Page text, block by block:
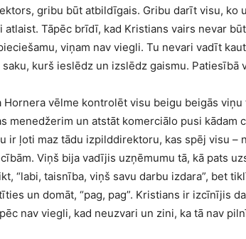
gribu būt atbildīgais. Gribu darīt visu, ko
atlaist. Tāpēc brīdī, kad Kristians vairs nevar
viņam nav viegli. Tu nevari vadīt
kurš ieslēdz un izslēdz gaismu. Patiesībā
Hornera vēlme kontrolēt visu beigu beigās viņu
menedžerim un atstāt komerciālo pusi kādam
ir ļoti maz tādu izpilddirektoru, kas spēj visu –
Viņš bija vadījis uzņēmumu tā, kā pats
“labi, taisnība, viņš savu darbu izdara”, bet
un domāt, “pag, pag”. Kristians ir izcīnījis
nav viegli, kad neuzvari un zini, ka tā nav